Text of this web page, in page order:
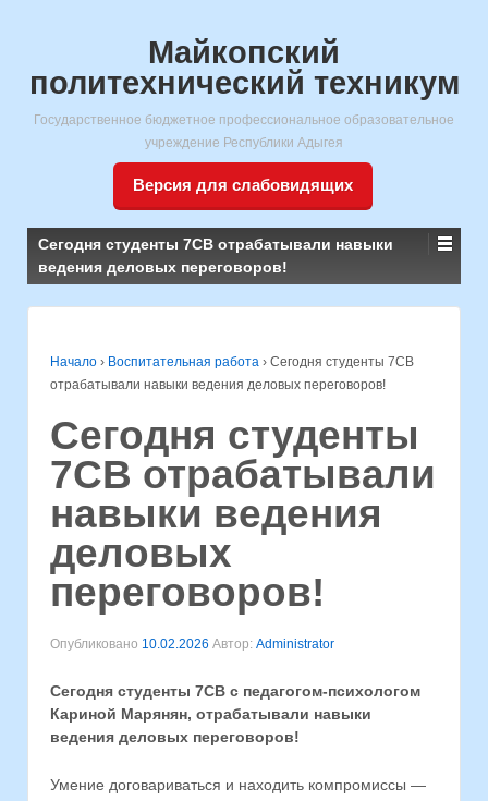
Майкопский
политехнический техникум
Государственное бюджетное профессиональное образовательное
учреждение Республики Адыгея
Версия для слабовидящих
Сегодня студенты 7СВ отрабатывали навыки
ведения деловых переговоров!
Начало › Воспитательная работа › Сегодня студенты 7СВ
отрабатывали навыки ведения деловых переговоров!
Сегодня студенты
7СВ отрабатывали
навыки ведения
деловых
переговоров!
Опубликовано 10.02.2026 Автор: Administrator
Сегодня студенты 7СВ с педагогом-психологом
Кариной Марянян, отрабатывали навыки
ведения деловых переговоров!
Умение договариваться и находить компромиссы —